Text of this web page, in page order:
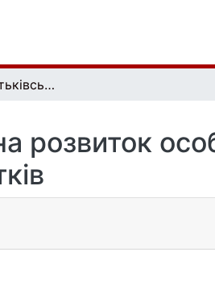
Вплив стилю батьківського виховання на розвиток особистісного потенціалу підлітків
розвиток